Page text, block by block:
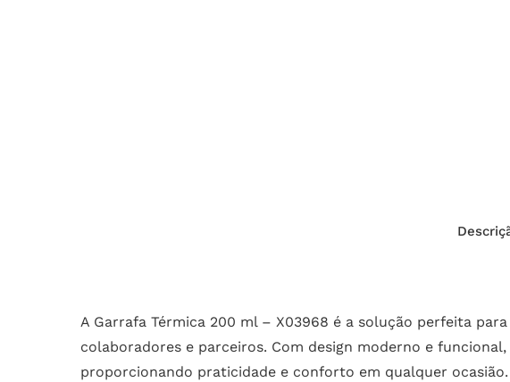
A Garrafa Térmica 200 ml – X03968 é a solução perfeita
colaboradores e parceiros. Com design moderno e
proporcionando praticidade e conforto em qualquer ocasião.